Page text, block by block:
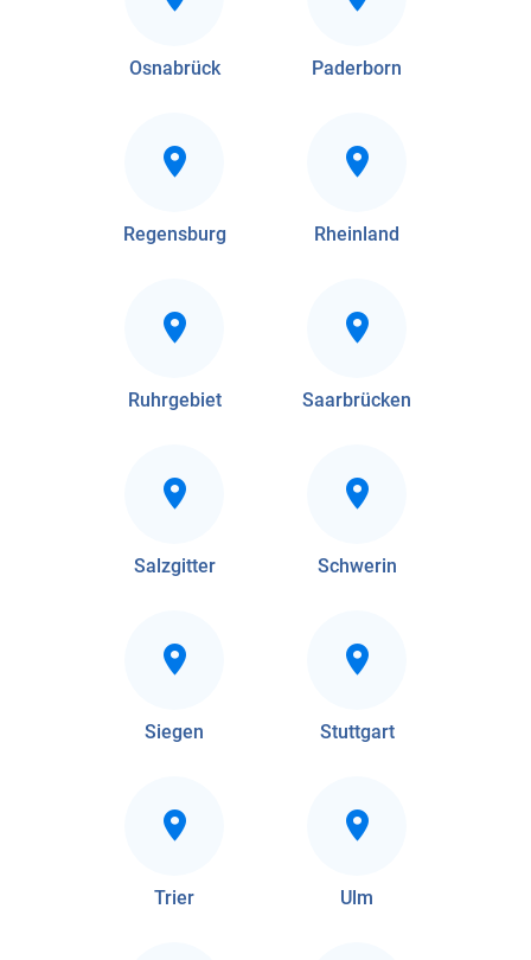
Osnabrück Paderborn
Regensburg Rheinland
Ruhrgebiet Saarbrücken
Salzgitter Schwerin
Siegen Stuttgart
Trier Ulm